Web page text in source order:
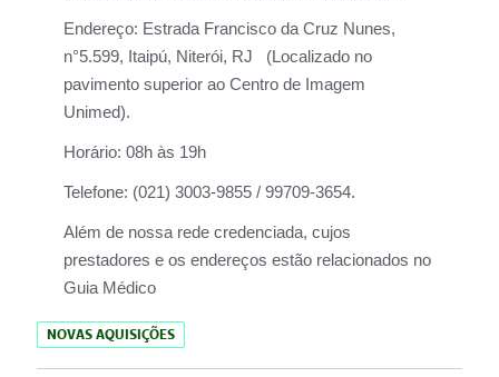
Endereço: Estrada Francisco da Cruz Nunes,
n°5.599, Itaipú, Niterói, RJ (Localizado no
pavimento superior ao Centro de Imagem
Unimed).
Horário: 08h às 19h
Telefone: (021) 3003-9855 / 99709-3654.
Além de nossa rede credenciada, cujos
prestadores e os endereços estão relacionados no
Guia Médico
NOVAS AQUISIÇÕES